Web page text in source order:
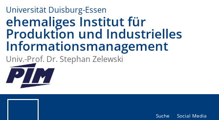
Universität Duisburg-Essen
ehemaliges Institut für
Produktion und Industrielles
Informationsmanagement
Univ.-Prof. Dr. Stephan Zelewski
Suche Social Media